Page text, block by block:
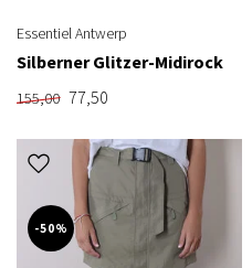
Essentiel Antwerp
Silberner Glitzer-Midirock
155,00 77,50
-50%